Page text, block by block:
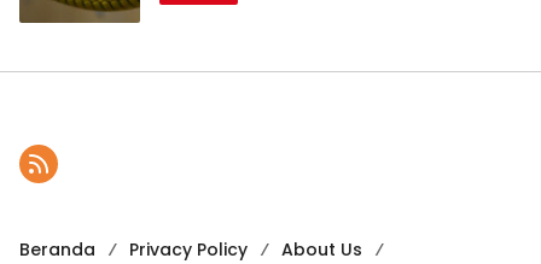
Beranda Privacy Policy
About Us